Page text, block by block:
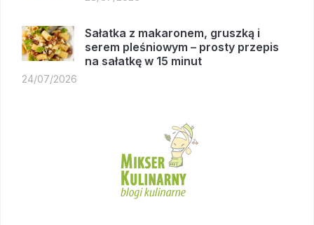
Sałatka z makaronem, gruszką i
serem pleśniowym – prosty przepis
na sałatkę w 15 minut
24/07/2026